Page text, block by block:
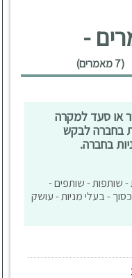
-
(7 מאמרים)
או סעד למקרה
בחברה לבקש
בחברה.
- שותפות - שותפים -
- בעלי מניות - עושק